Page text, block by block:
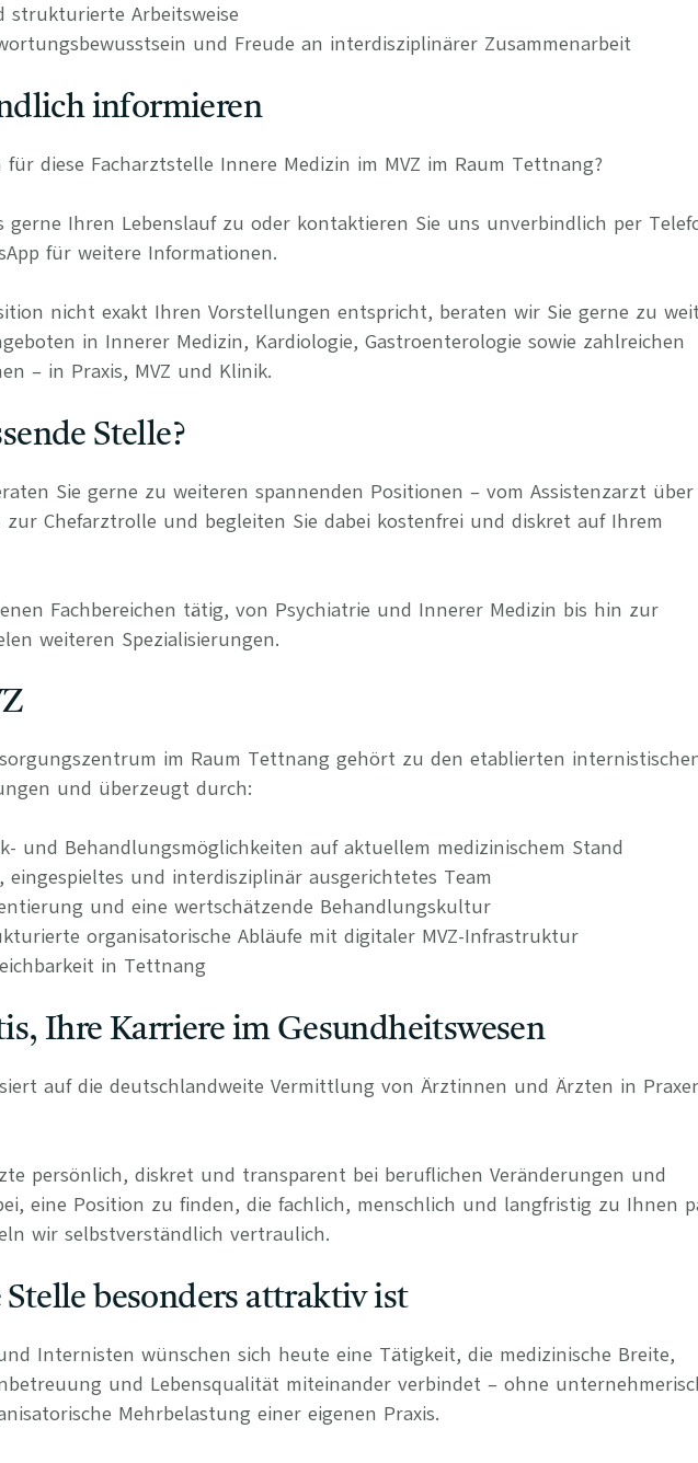
strukturierte Arbeitsweise
und Freude an interdisziplinärer Zusammenarbeit
informieren
für diese Facharztstelle Innere Medizin im MVZ im Raum Tettnang?
gerne Ihren Lebenslauf zu oder kontaktieren Sie uns unverbindlich per
für weitere Informationen.
nicht exakt Ihren Vorstellungen entspricht, beraten wir Sie gerne zu
in Innerer Medizin, Kardiologie, Gastroenterologie sowie zahlreichen
– in Praxis, MVZ und Klinik.
Stelle?
Sie gerne zu weiteren spannenden Positionen – vom Assistenzarzt über
Chefarztrolle und begleiten Sie dabei kostenfrei und diskret auf Ihrem
Fachbereichen tätig, von Psychiatrie und Innerer Medizin bis hin zur
weiteren Spezialisierungen.
im Raum Tettnang gehört zu den etablierten
und überzeugt durch:
und Behandlungsmöglichkeiten auf aktuellem medizinischem Stand
eingespieltes und interdisziplinär ausgerichtetes Team
und eine wertschätzende Behandlungskultur
organisatorische Abläufe mit digitaler MVZ-Infrastruktur
in Tettnang
Ihre Karriere im Gesundheitswesen
auf die deutschlandweite Vermittlung von Ärztinnen und Ärzten in
persönlich, diskret und transparent bei beruflichen Veränderungen und
eine Position zu finden, die fachlich, menschlich und langfristig zu Ihnen
wir selbstverständlich vertraulich.
Stelle besonders attraktiv ist
Internisten wünschen sich heute eine Tätigkeit, die medizinische Breite,
und Lebensqualität miteinander verbindet – ohne
Mehrbelastung einer eigenen Praxis.